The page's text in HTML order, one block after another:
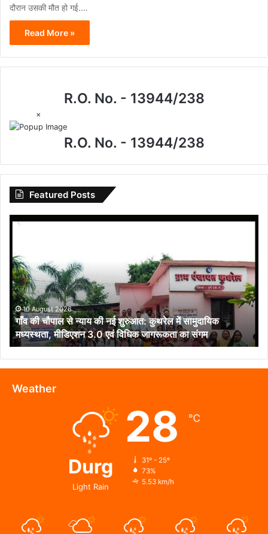
दौरान उसकी मौत हो गई.…
Read More »
R.O. No. - 13944/238
×
R.O. No. - 13944/238
Featured Posts
गाँव
से
न्याय
की
नई
शुरुआत:
कुथरेल
सामुदायिक
मध्यस्थता,
मीडिएशन
3.0
10 August 2026
गाँव की चौपाल से न्याय की नई शुरुआत: कुथरेल में सामुदायिक
मध्यस्थता, मीडिएशन 3.0 एवं विधिक जागरूकता का संगम
Weather
Durg
Light Rain
28 ℃
31º - 25º
73%
5.53 km/h